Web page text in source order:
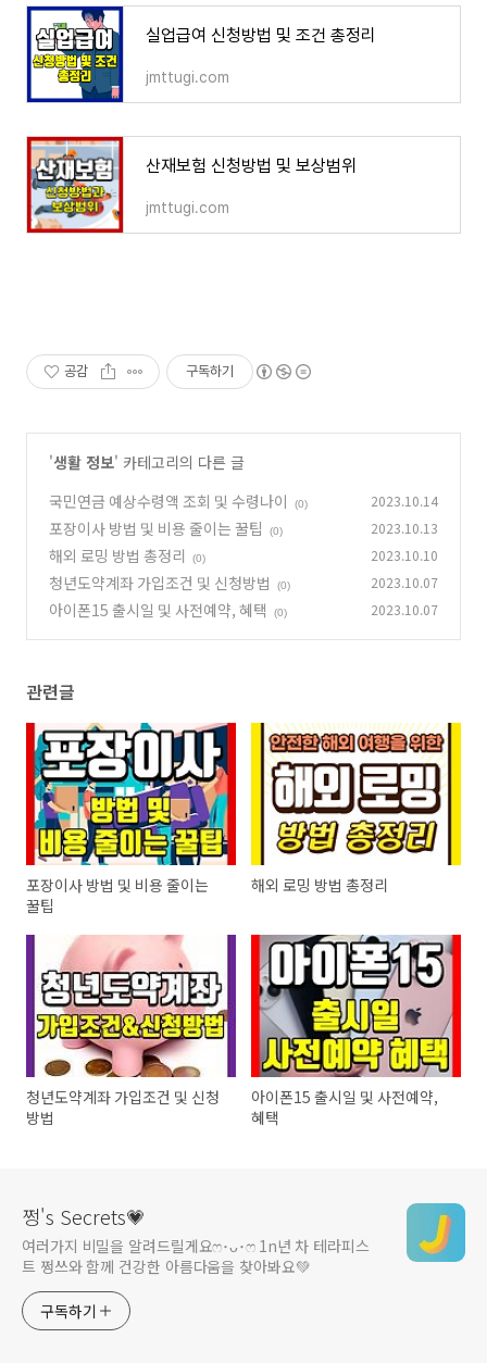
실업급여 신청방법 및 조건 총정리
jmttugi.com
산재보험 신청방법 및 보상범위
jmttugi.com
공감 구독하기
'생활 정보' 카테고리의 다른 글
국민연금 예상수령액 조회 및 수령나이
(0) 2023.10.14
포장이사 방법 및 비용 줄이는 꿀팁 (0) 2023.10.13
해외 로밍 방법 총정리 (0) 2023.10.10
청년도약계좌 가입조건 및 신청방법 (0) 2023.10.07
아이폰15 출시일 및 사전예약, 혜택 (0) 2023.10.07
관련글
포장이사 방법 및 비용 줄이는
꿀팁
해외 로밍 방법 총정리
청년도약계좌 가입조건 및 신청
방법
아이폰15 출시일 및 사전예약,
혜택
쩡's Secrets💗
여러가지 비밀을 알려드릴게요ෆ ･ᴗ･ෆ 1n년 차 테라피스
트 쩡쓰와 함께 건강한 아름다움을 찾아봐요💚
구독하기